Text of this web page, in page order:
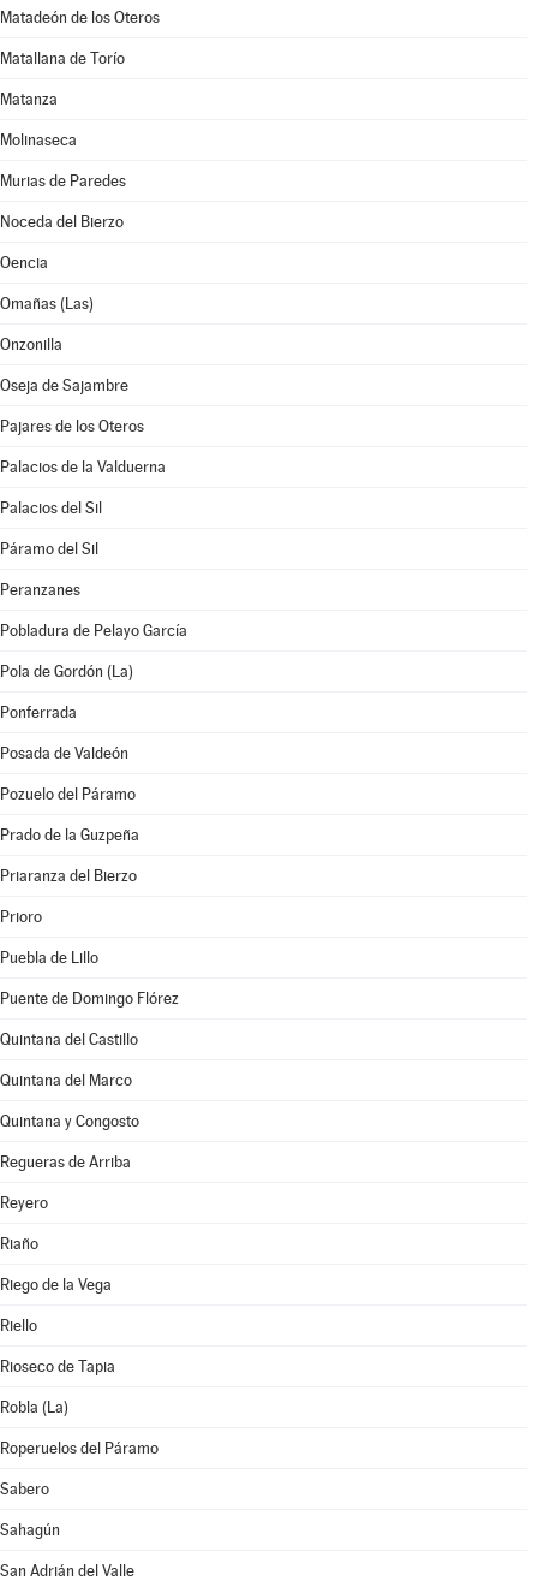
Matadeón de los Oteros
Matallana de Torío
Matanza
Molinaseca
Murias de Paredes
Noceda del Bierzo
Oencia
Omañas (Las)
Onzonilla
Oseja de Sajambre
Pajares de los Oteros
Palacios de la Valduerna
Palacios del Sil
Páramo del Sil
Peranzanes
Pobladura de Pelayo García
Pola de Gordón (La)
Ponferrada
Posada de Valdeón
Pozuelo del Páramo
Prado de la Guzpeña
Priaranza del Bierzo
Prioro
Puebla de Lillo
Puente de Domingo Flórez
Quintana del Castillo
Quintana del Marco
Quintana y Congosto
Regueras de Arriba
Reyero
Riaño
Riego de la Vega
Riello
Rioseco de Tapia
Robla (La)
Roperuelos del Páramo
Sabero
Sahagún
San Adrián del Valle